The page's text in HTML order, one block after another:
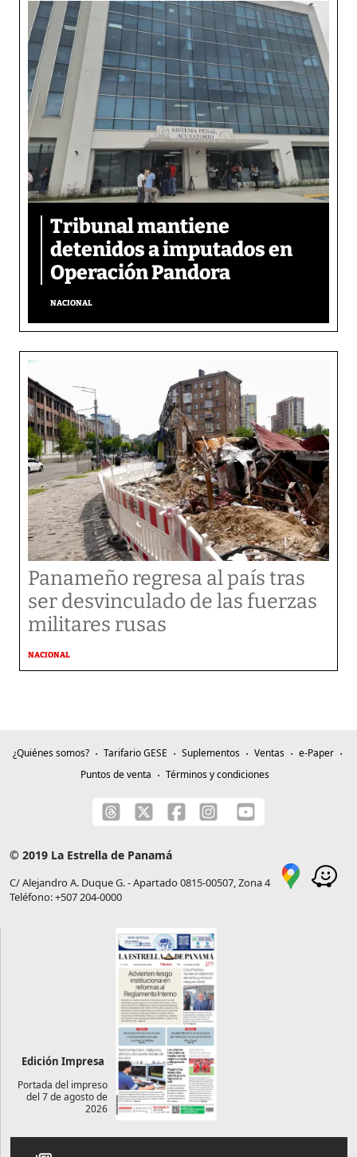
Tribunal mantiene
detenidos a imputados en
Operación Pandora
NACIONAL
Panameño regresa al país tras
ser desvinculado de las fuerzas
militares rusas
NACIONAL
¿Quiénes somos? Tarifario GESE Suplementos Ventas
e-Paper
Puntos de venta
Términos y condiciones
© 2019 La Estrella de Panamá
C/ Alejandro A. Duque G. - Apartado 0815-00507, Zona 4
Teléfono: +507 204-0000
Edición Impresa
Portada del impreso
del 7 de agosto de
2026